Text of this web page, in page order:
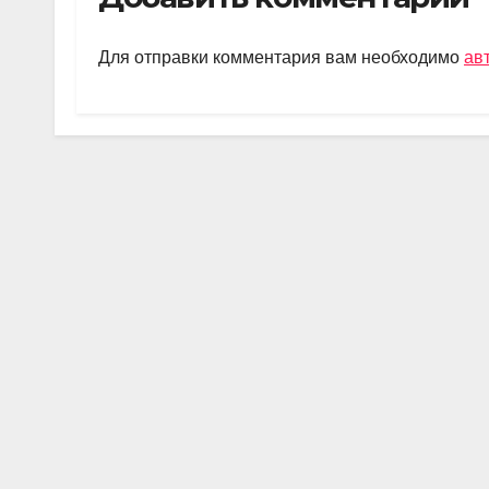
gr
a
s
A
p
o
kl
ss
а
в
ть
Для отправки комментария вам необходимо